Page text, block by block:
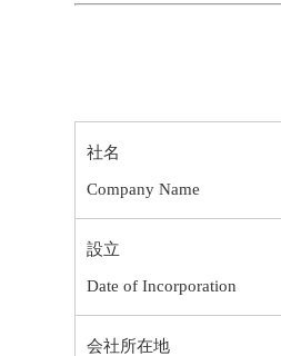
社名
Company Name
設立
Date of Incorporation
会社所在地